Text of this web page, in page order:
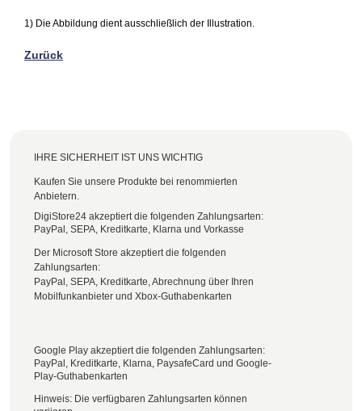
1) Die Abbildung dient ausschließlich der Illustration.
Zurück
IHRE SICHERHEIT IST UNS WICHTIG
Kaufen Sie unsere Produkte bei renommierten
Anbietern.
DigiStore24 akzeptiert die folgenden Zahlungsarten:
PayPal, SEPA, Kreditkarte, Klarna und Vorkasse
Der Microsoft Store akzeptiert die folgenden
Zahlungsarten:
PayPal, SEPA, Kreditkarte, Abrechnung über Ihren
Mobilfunkanbieter und Xbox-Guthabenkarten
Google Play akzeptiert die folgenden Zahlungsarten:
PayPal, Kreditkarte, Klarna, PaysafeCard und Google-
Play-Guthabenkarten
Hinweis: Die verfügbaren Zahlungsarten können